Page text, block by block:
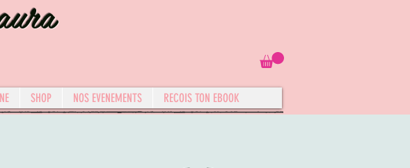
SHOP NOS EVENEMENTS RECOIS TON EBOOK